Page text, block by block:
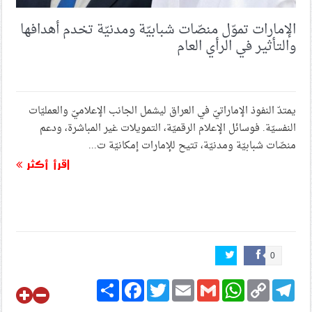
الإمارات تموّل منصّات شبابيّة ومدنيّة تخدم أهدافها
والتأثير في الرأي العام
يمتدّ النفوذ الإماراتيّ في العراق ليشمل الجانب الإعلاميّ والعمليّات
النفسيّة. فوسائل الإعلام الرقميّة، التمويلات غير المباشرة، ودعم
منصّات شبابيّة ومدنيّة، تتيح للإمارات إمكانيّة ت...
اقرأ أكثر
0
ShareFacebookTwitterEmailGmail
WhatsApp Copy
Link
Telegram